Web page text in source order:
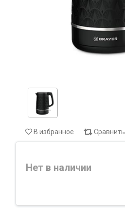
В избранное Сравнить
Нет в наличии